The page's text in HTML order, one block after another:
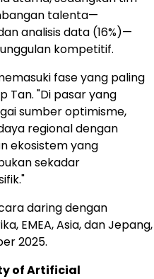
talenta—
analisis data (16%)—
kompetitif.
fase yang paling
Tan. "Di pasar yang
sumber optimisme,
regional dengan
ekosistem yang
sekadar
daring dengan
EMEA, Asia, dan Jepang,
2025.
of Artificial